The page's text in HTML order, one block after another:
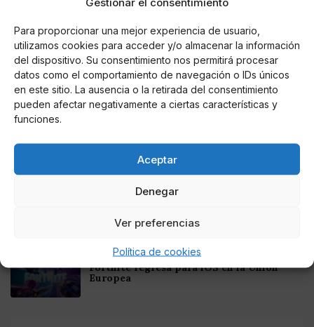
Para proporcionar una mejor experiencia de usuario,
utilizamos cookies para acceder y/o almacenar la información
del dispositivo. Su consentimiento nos permitirá procesar
datos como el comportamiento de navegación o IDs únicos
en este sitio. La ausencia o la retirada del consentimiento
pueden afectar negativamente a ciertas características y
funciones.
Aceptar
Denegar
Ver preferencias
Política de cookies
Noticias relacionadas
Online Casino
Mejores Cripto Casinos Online en
Colombia 2025: Bitcoin Casinos
Mejores Casinos Online con Bitcoin y
Online Casino
Entretenimiento
Fortnite regresa para iOS en la Unión
Europea